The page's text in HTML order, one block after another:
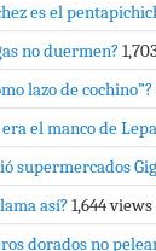
es el
no duermen?
lazo de cochino”?
el manco de
supermercados
así? 1,644 views
dorados no